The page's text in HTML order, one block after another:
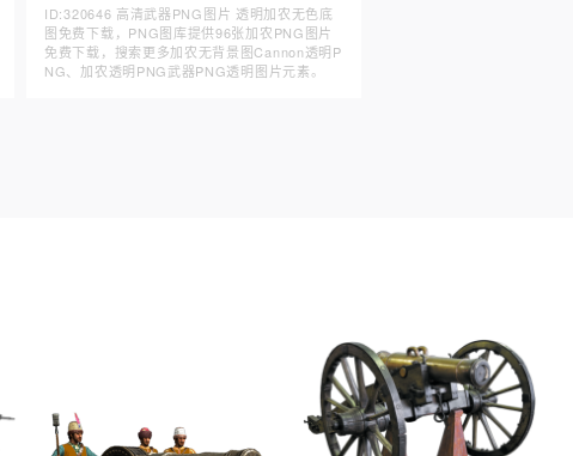
ID:320646 高清武器PNG图片 透明加农无色底
图免费下载，PNG图库提供96张加农PNG图片
免费下载，搜索更多加农无背景图Cannon透明P
NG、加农透明PNG武器PNG透明图片元素。